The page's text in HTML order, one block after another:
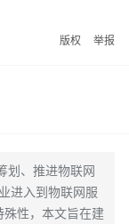
版权 举报
划、推进物联网
进入到物联网服
性，本文旨在建